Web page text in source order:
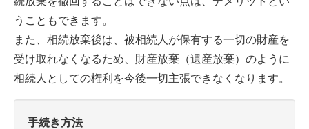
うこともできます。
また、相続放棄後は、被相続人が保有する一切の財産を
受け取れなくなるため、財産放棄（遺産放棄）のように
相続人としての権利を今後一切主張できなくなります。
手続き方法